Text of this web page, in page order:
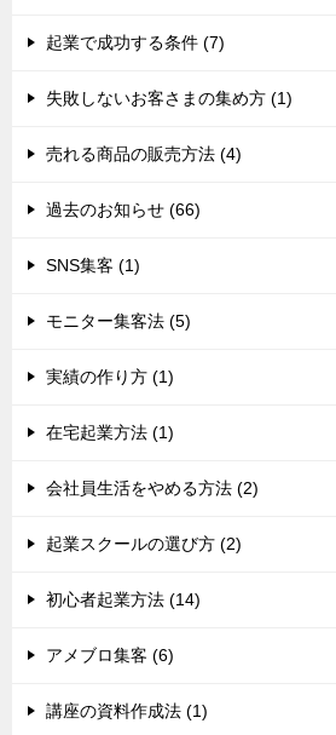
起業で成功する条件 (7)
失敗しないお客さまの集め方 (1)
売れる商品の販売方法 (4)
過去のお知らせ (66)
SNS集客 (1)
モニター集客法 (5)
実績の作り方 (1)
在宅起業方法 (1)
会社員生活をやめる方法 (2)
起業スクールの選び方 (2)
初心者起業方法 (14)
アメブロ集客 (6)
講座の資料作成法 (1)